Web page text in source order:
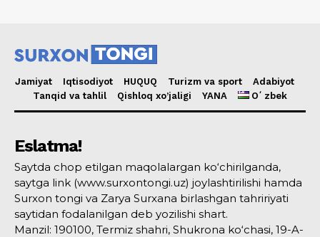
Jamiyat Iqtisodiyot HUQUQ Turizm va sport
Adabiyot
Tanqid va tahlil
Qishloq xo’jaligi YANA Oʻzbek
Eslatma!
Saytda chop etilgan maqolalargan ko‘chirilganda,
saytga link (www.surxontongi.uz) joylashtirilishi hamda
Surxon tongi va Zarya Surxana birlashgan tahririyati
saytidan fodalanilgan deb yozilishi shart.
Manzil: 190100, Termiz shahri, Shukrona ko‘chasi, 19-A-